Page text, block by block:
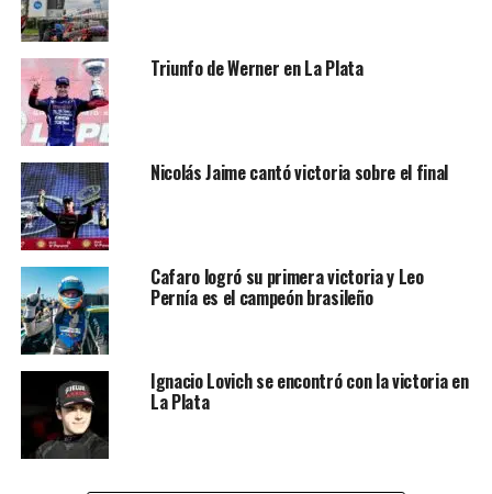
15:302do Entrenamiento TC Mouras
Sábado 16/08
10:203er Entrenamiento TC Mouras
11:453er Entrenamiento TC Pista Mouras (todos
juntos) 15 minutos
13:23Clasificación TC Mouras
14:02Clasificación TC Pista Mouras
15:051era Serie TC Mouras (5 vueltas)
15:302da Serie TC Mouras (5 vueltas)
16:40Serie única TC Pista Mouras (5 vueltas)
Triunfo de Werner en La Plata
Nicolás Jaime cantó victoria sobre el final
Cafaro logró su primera victoria y Leo
Pernía es el campeón brasileño
Ignacio Lovich se encontró con la victoria en
La Plata